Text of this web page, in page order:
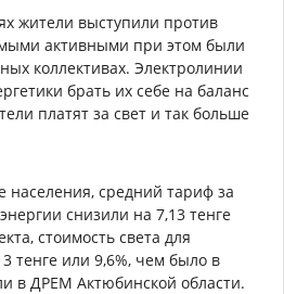
жители выступили против
активными при этом были
коллективах. Электролинии
брать их себе на баланс
платят за свет и так больше
средний тариф за
снизили на 7,13 тенге
стоимость света для
тенге или 9,6%, чем было в
в ДРЕМ Актюбинской области.